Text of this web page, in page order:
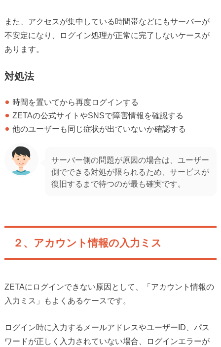
また、アクセスが集中している時間帯などにもサーバーが
不安定になり、ログイン処理が正常に完了しないケースが
あります。
対処法
時間を置いてから再度ログインする
ZETAの公式サイトやSNSで障害情報を確認する
他のユーザーも同じ症状が出ていないか確認する
サーバー側の問題が原因の場合は、ユーザー
側でできる対処が限られるため、サービスが
復旧するまで待つのが最も確実です。
２、アカウント情報の入力ミス
ZETAにログインできない原因として、「アカウント情報の
入力ミス」もよくあるケースです。
ログイン時に入力するメールアドレスやユーザーID、パス
ワードが正しく入力されていない場合、ログインエラーが